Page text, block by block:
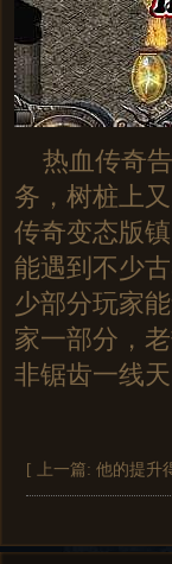
热血传奇告
务，树桩上
传奇变态版
能遇到不少
少部分玩家
家一部分，
非锯齿一线
[ 上一篇: 他的提升